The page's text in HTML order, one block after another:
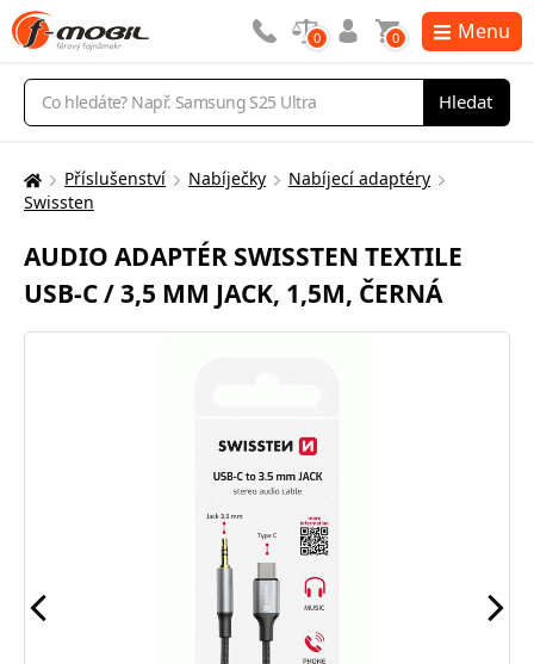
Vyhledávání
Hledat
0 0 Menu
Zde
nacházíte:
Příslušenství Nabíječky
Nabíjecí adaptéry
Swissten
AUDIO ADAPTÉR SWISSTEN TEXTILE
USB-C / 3,5 MM JACK, 1,5M, ČERNÁ